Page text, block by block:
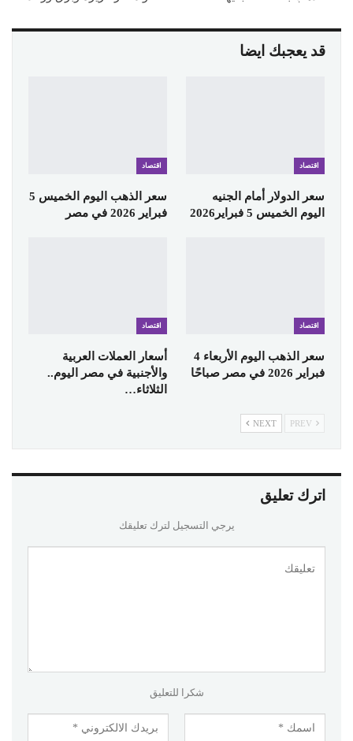
قد يعجبك ايضا
اقتصاد
سعر الدولار أمام الجنيه
اليوم الخميس 5 فبراير2026
اقتصاد
سعر الذهب اليوم الخميس 5
فبراير 2026 في مصر
اقتصاد
سعر الذهب اليوم الأربعاء 4
فبراير 2026 في مصر صباحًا
اقتصاد
أسعار العملات العربية
والأجنبية في مصر اليوم..
الثلاثاء…
NEXT
اترك تعليق
يرجي التسجيل لترك تعليقك
شكرا للتعليق